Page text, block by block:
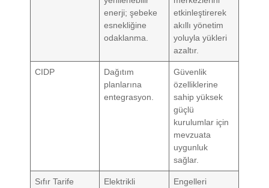
enerji; şebeke
esnekliğine
odaklanma.
etkinleştirerek
akıllı yönetim
yoluyla yükleri
azaltır.
CIDP
Dağıtım
planlarına
entegrasyon.
Güvenlik
özelliklerine
sahip yüksek
güçlü
kurulumlar için
mevzuata
uygunluk
sağlar.
Sıfır Tarife
Elektrikli
Engelleri